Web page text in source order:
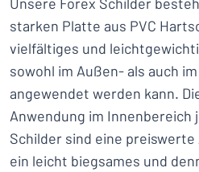
starken Platte aus PVC
vielfältiges und
sowohl im Außen- als auch
angewendet werden kann.
Anwendung im Innenbereich
Schilder sind eine
ein leicht biegsames und